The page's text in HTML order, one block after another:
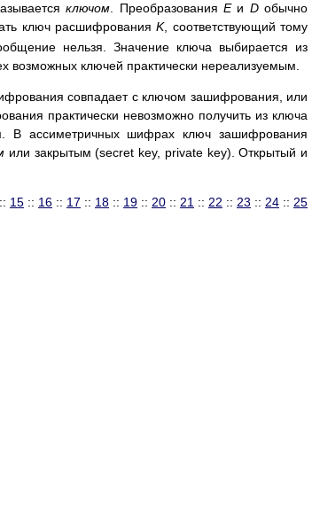
ключом. Преобразования Eи Dобычно
ключ расшифрованияK, соответствующий тому
нельзя. Значение ключа выбирается из
возможных ключей практически нереализуемым.
совпадает с ключом зашифрования, или
практически невозможно получить из ключа
В ассиметричных шифрах ключ зашифрования
или закрытым (secret key, private key). Открытый и
:: 15 :: 16 :: 17 :: 18 :: 19 :: 20 :: 21 :: 22 :: 23 :: 24 :: 25